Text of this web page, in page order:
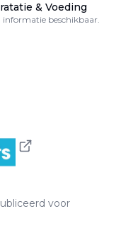
& Voeding
informatie beschikbaar.
voor